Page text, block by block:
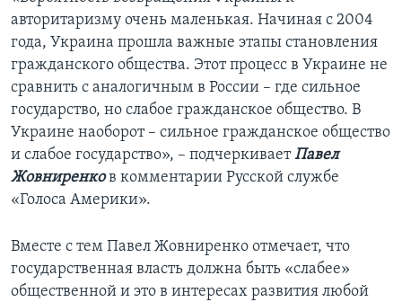
авторитаризму очень маленькая. Начиная с 2004
года, Украина прошла важные этапы становления
гражданского общества. Этот процесс в Украине не
сравнить с аналогичным в России – где сильное
государство, но слабое гражданское общество. В
Украине наоборот – сильное гражданское общество
и слабое государство», – подчеркиваетПавел
Жовниренков комментарии Русской службе
«Голоса Америки».
Вместе с тем Павел Жовниренко отмечает, что
государственная власть должна быть «слабее»
общественной и это в интересах развития любой